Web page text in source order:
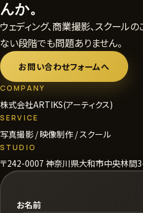
んか。
ウェディング、商業撮影、スクール
ない段階でも問題ありません。
お問い合わせフォームへ
COMPANY
株式会社ARTIKS(アーティクス)
SERVICE
写真撮影 / 映像制作 / スクール
STUDIO
〒242-0007 神奈川県大和市中央林間
お名前